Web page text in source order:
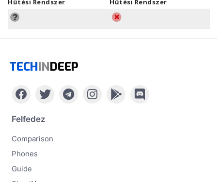
Hűtési Rendszer Hűtési Rendszer
TECHINDEEP
Felfedez
Comparison
Phones
Guide